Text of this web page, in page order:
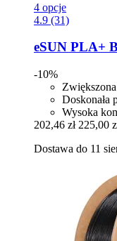
4 opcje
4.9 (31)
eSUN PLA+
-10%
Doskonała
Wysoka
202,46 zł 225,00
Dostawa do 11